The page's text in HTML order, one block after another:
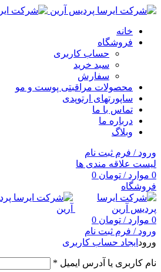
خانه
فروشگاه
حساب کاربری
سبد خرید
سفارش
محصولات مراقبتی پوست و مو
ساپورتهای ارتوپدی
تماس با ما
درباره ما
وبلاگ
ورود / فرم ثبت نام
لیست علاقه مندی ها
0 موارد / تومان
فروشگاه
0 موارد / تومان
ورود / فرم ثبت نام
ورود ایجاد حساب کاربری
نام کاربری یا آدرس ایمیل *